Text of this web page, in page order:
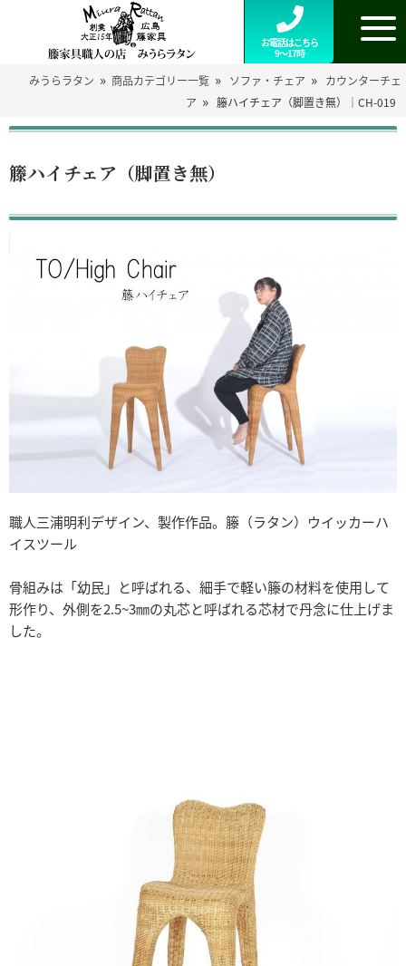
お電話はこちら
9～17時
みうらラタン » 商品カテゴリー一覧 » ソファ・チェア » カウンターチェ
ア » 籐ハイチェア（脚置き無）｜CH-019
籐ハイチェア（脚置き無）
職人三浦明利デザイン、製作作品。籐（ラタン）ウイッカーハ
イスツール
骨組みは「幼民」と呼ばれる、細手で軽い籐の材料を使用して
形作り、外側を2.5~3㎜の丸芯と呼ばれる芯材で丹念に仕上げま
した。